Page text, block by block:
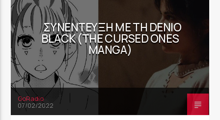
ΣΥΝΈΝΤΕΥΞΗ ΜΕ ΤΗ DENIO
BLACK (THE CURSED ONES
MANGA)
GoRadio
07/02/2022